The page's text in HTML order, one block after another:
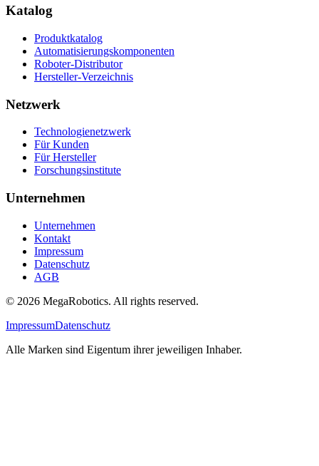
Katalog
Produktkatalog
Automatisierungskomponenten
Roboter-Distributor
Hersteller-Verzeichnis
Netzwerk
Technologienetzwerk
Für Kunden
Für Hersteller
Forschungsinstitute
Unternehmen
Unternehmen
Kontakt
Impressum
Datenschutz
AGB
© 2026 MegaRobotics. All rights reserved.
ImpressumDatenschutz
Alle Marken sind Eigentum ihrer jeweiligen Inhaber.